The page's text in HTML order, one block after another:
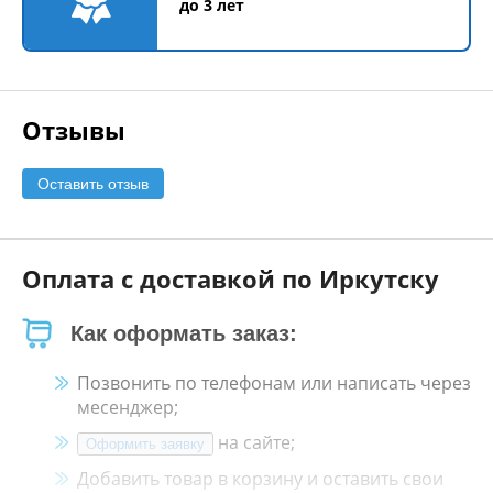
до 3 лет
Отзывы
Оставить отзыв
Оплата с доставкой по Иркутску
Как оформать заказ:
Позвонить по телефонам или написать через
месенджер;
Оформить заявку
на сайте;
Добавить товар в корзину и оставить свои